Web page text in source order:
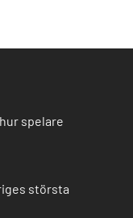
spelare
största